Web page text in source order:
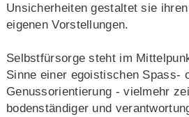
Unsicherheiten gestaltet sie
eigenen Vorstellungen.
Selbstfürsorge steht im
Sinne einer egoistischen Spass-
Genussorientierung - vielmehr
bodenständiger und